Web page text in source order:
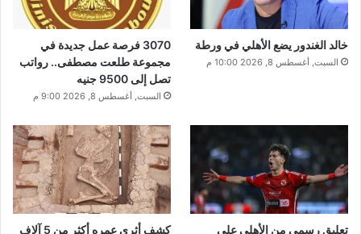
خالد الغندور يضع الأهلي في ورطة
السبت, أغسطس 8, 2026 10:00 م
3070 فرصة عمل جديدة في
مجموعة طلعت مصطفى.. رواتب
تصل إلى 9500 جنيه
السبت, أغسطس 8, 2026 9:00 م
تعليق رسمي من الأهلي على
كشف أثري عمره أكثر من 5 آلاف